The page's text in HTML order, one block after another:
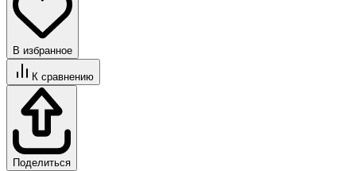
В избранное
К сравнению
Поделиться